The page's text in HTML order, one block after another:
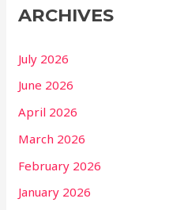
ARCHIVES
July 2026
June 2026
April 2026
March 2026
February 2026
January 2026